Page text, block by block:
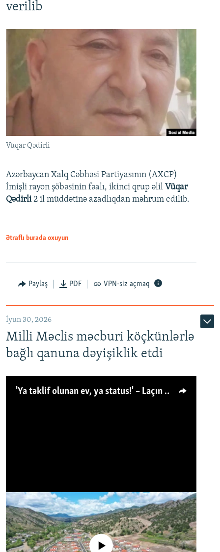
verilib
Vüqar Qədirli
Azərbaycan Xalq Cəbhəsi Partiyasının (AXCP)
İmişli rayon şöbəsinin fəalı, ikinci qrup əlil Vüqar
Qədirli2 il müddətinə azadlıqdan məhrum edilib.
Ətraflı burada oxuyun
Paylaş PDF VPN-siz açmaq
İyun 30, 2026
Milli Məclis məcburi köçkünlərlə
bağlı qanuna dəyişiklik etdi
'Ya təklif olunan ev, ya status!' – Laçın köçkünü: 'Laçından başqa heç hara!'
No media source currently available